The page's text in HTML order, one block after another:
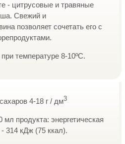
- цитрусовые и травяные
Свежий и
позволяет сочетать его с
температуре 8-10ºС.
4-18 г / дм3
продукта: энергетическая
314 кДж (75 ккал).